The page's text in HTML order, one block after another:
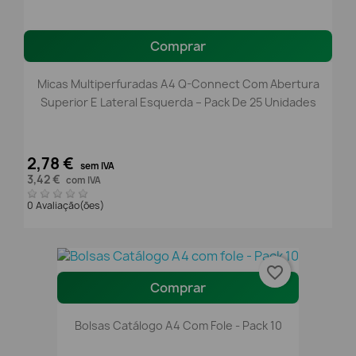
Comprar
Micas Multiperfuradas A4 Q-Connect Com Abertura
Superior E Lateral Esquerda – Pack De 25 Unidades
2,78 € sem IVA
3,42 € com IVA
0 Avaliação(ões)
Comprar
Bolsas Catálogo A4 Com Fole - Pack 10
favorite_border